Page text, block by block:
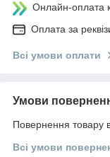
Онлайн-оплата
Оплата за
Всі умови оплати
Умови
Повернення товару
Всі умови